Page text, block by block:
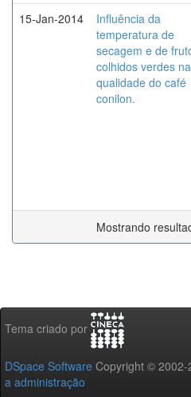
15-Jan-2014
Influência da
temperatura de
secagem e de
colhidos verdes na
qualidade do café
conilon.
Mostrando
Tema criado por
DSpace Software Copyright © 2002-
a administração